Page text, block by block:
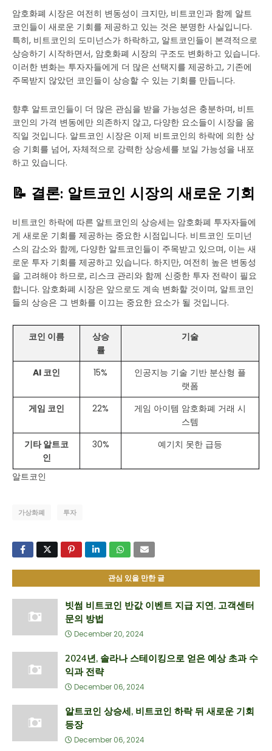
암호화폐 시장은 여전히 변동성이 크지만, 비트코인과 함께 알트
코인들이 새로운 기회를 제공하고 있는 것은 분명한 사실입니다.
특히, 비트코인의 도미넌스가 하락하고, 알트코인들이 본격적으로
상승하기 시작하면서, 암호화폐 시장의 구조도 변화하고 있습니다.
이러한 변화는 투자자들에게 더 많은 선택지를 제공하고, 기존에
주목받지 않았던 코인들이 상승할 수 있는 기회를 만듭니다.
향후 알트코인들이 더 많은 관심을 받을 가능성은 충분하며, 비트
코인의 가격 변동에만 의존하지 않고, 다양한 요소들이 시장을 움
직일 것입니다. 알트코인 시장은 이제 비트코인의 하락에 의한 상
승 기회를 넘어, 자체적으로 강력한 상승세를 보일 가능성을 내포
하고 있습니다.
📝 결론: 알트코인 시장의 새로운 기회
비트코인 하락에 따른 알트코인의 상승세는 암호화폐 투자자들에
게 새로운 기회를 제공하는 중요한 시점입니다. 비트코인 도미넌
스의 감소와 함께, 다양한 알트코인들이 주목받고 있으며, 이는 새
로운 투자 기회를 제공하고 있습니다. 하지만, 여전히 높은 변동성
을 고려해야 하므로, 리스크 관리와 함께 신중한 투자 전략이 필요
합니다. 암호화폐 시장은 앞으로도 계속 변화할 것이며, 알트코인
들의 상승은 그 변화를 이끄는 중요한 요소가 될 것입니다.
코인 이름
상승
률
기술
AI 코인 15%
인공지능 기술 기반 분산형 플
랫폼
게임 코인
22%
게임 아이템 암호화폐 거래 시
스템
기타 알트코
인
30% 예기치 못한 급등
알트코인
가상화폐 투자
관심 있을 만한 글
빗썸 비트코인 반값 이벤트 지급 지연, 고객센터
문의 방법
December 20, 2024
2024년, 솔라나 스테이킹으로 얻은 예상 초과 수
익과 전략
December 06, 2024
알트코인 상승세, 비트코인 하락 뒤 새로운 기회
등장
December 06, 2024